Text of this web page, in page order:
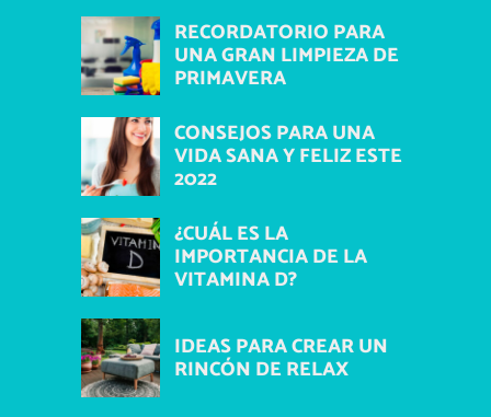
RECORDATORIO PARA
UNA GRAN LIMPIEZA DE
PRIMAVERA
CONSEJOS PARA UNA
VIDA SANA Y FELIZ ESTE
2022
¿CUÁL ES LA
IMPORTANCIA DE LA
VITAMINA D?
IDEAS PARA CREAR UN
RINCÓN DE RELAX